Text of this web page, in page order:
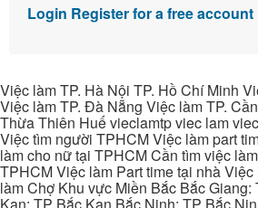
Login Register for a free account
Việc làm TP. Hà Nội TP. Hồ Chí Minh
Việc làm TP. Đà Nẵng Việc làm TP.
Thừa Thiên Huế vieclamtp viec lam
Việc tìm người TPHCM Việc làm part
làm cho nữ tại TPHCM Cần tìm việc
TPHCM Việc làm Part time tại nhà
làm Chợ Khu vực Miền Bắc Bắc
Kạn: TP Bắc Kạn Bắc Ninh: TP Bắc